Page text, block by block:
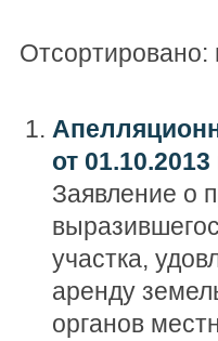
Отсортировано:
от
Заявление о
участка,
аренду
органов